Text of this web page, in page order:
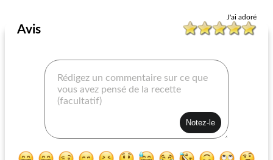
saumon glacé à la framboise
J'ai adoré
Avis